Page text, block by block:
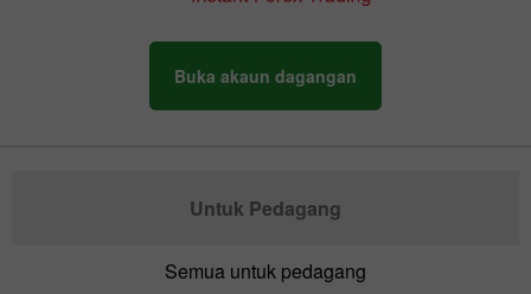
Buka akaun dagangan
Untuk Pedagang
Semua untuk pedagang